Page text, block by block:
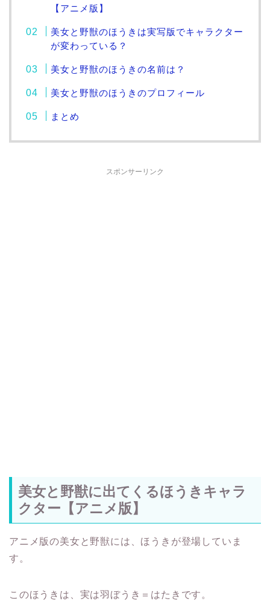
【アニメ版】
美女と野獣のほうきは実写版でキャラクター
が変わっている？
美女と野獣のほうきの名前は？
美女と野獣のほうきのプロフィール
まとめ
スポンサーリンク
美女と野獣に出てくるほうきキャラ
クター【アニメ版】
アニメ版の美女と野獣には、ほうきが登場していま
す。
このほうきは、実は羽ぼうき＝はたきです。